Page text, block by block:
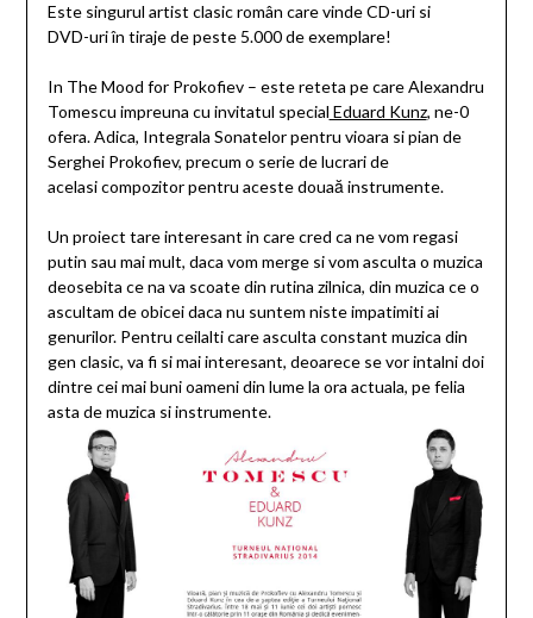
Este singurul artist clasic român care vinde CD-uri si
DVD-uri în tiraje de peste 5.000 de exemplare!
In The Mood for Prokofiev – este reteta pe care Alexandru
Tomescu impreuna cu invitatul special Eduard Kunz, ne-0
ofera. Adica, Integrala Sonatelor pentru vioara si pian de
Serghei Prokofiev, precum o serie de lucrari de
acelasi compozitor pentru aceste douaă instrumente.
Un proiect tare interesant in care cred ca ne vom regasi
putin sau mai mult, daca vom merge si vom asculta o muzica
deosebita ce na va scoate din rutina zilnica, din muzica ce o
ascultam de obicei daca nu suntem niste impatimiti ai
genurilor. Pentru ceilalti care asculta constant muzica din
gen clasic, va fi si mai interesant, deoarece se vor intalni doi
dintre cei mai buni oameni din lume la ora actuala, pe felia
asta de muzica si instrumente.